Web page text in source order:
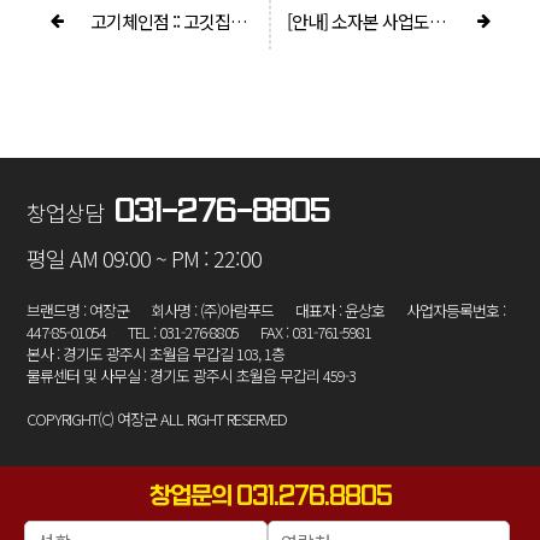
고기체인점 :: 고깃집창업비용 틈새시장 공략! [안내] 소자본 사업도 특별하게 돼지 특수부위 전문점 '여장군'
창업상담 031-276-8805
평일 AM 09:00 ~ PM : 22:00
브랜드명 : 여장군 회사명 : (주)아람푸드 대표자 : 윤상호
사업자등록번호 :
447-85-01054
TEL : 031-276-8805
FAX : 031-761-5981
본사 : 경기도 광주시 초월읍 무갑길 103, 1층
물류센터 및 사무실 : 경기도 광주시 초월읍 무갑리 459-3
COPYRIGHT(C) 여장군 ALL RIGHT RESERVED
창업문의 031.276.8805